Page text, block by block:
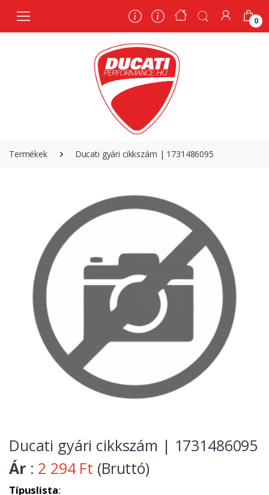
0
Termékek Ducati gyári cikkszám | 1731486095
Ducati gyári cikkszám | 1731486095
Ár : 2 294 Ft (Bruttó)
Típuslista:
0